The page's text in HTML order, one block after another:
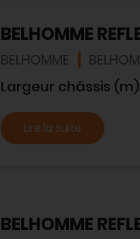
BELHOMME
BELHOMME
Largeur châssis (m)
Lire la suite
BELHOMME